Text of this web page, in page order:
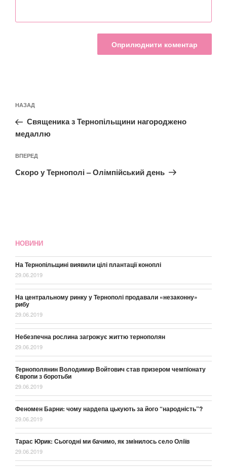
записів
Попередній
запис:
НАЗАД
Священика з Тернопільщини нагороджено
медаллю
Наступний
запис
ВПЕРЕД
Скоро у Тернополі – Олімпійський день
НОВИНИ
На Тернопільщині виявили цілі плантації коноплі
29.06.2019
На центральному ринку у Тернополі продавали «незаконну»
рибу
29.06.2019
Небезпечна рослина загрожує життю тернополян
29.06.2019
Тернополянин Володимир Войтович став призером чемпіонату
Європи з боротьби
29.06.2019
Феномен Барни: чому нардепа цькують за його “народність”?
29.06.2019
Тарас Юрик: Сьогодні ми бачимо, як змінилось село Оліїв
29.06.2019